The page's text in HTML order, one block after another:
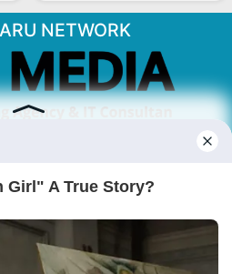
NETWORK
sudut pandang berbaik sangka
Kabarbaru